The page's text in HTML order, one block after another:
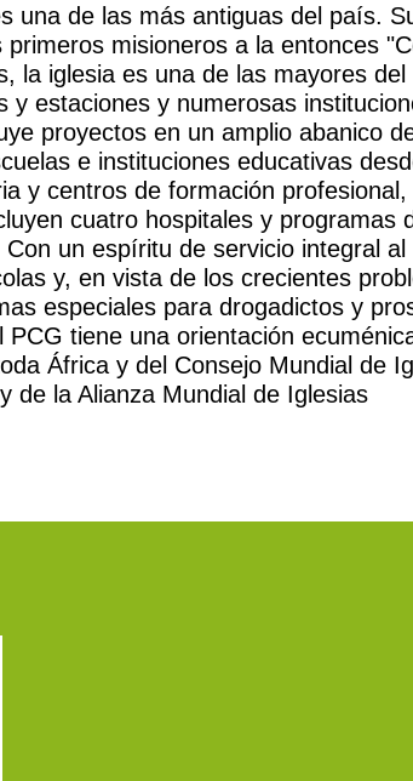
una de las más antiguas del país.
misioneros a la entonces
la iglesia es una de las mayores
y estaciones y numerosas
proyectos en un amplio abanico
e instituciones educativas
y centros de formación
cuatro hospitales y programas
un espíritu de servicio integral al
y, en vista de los crecientes
especiales para drogadictos y
tiene una orientación
África y del Consejo Mundial de
de la Alianza Mundial de Iglesias